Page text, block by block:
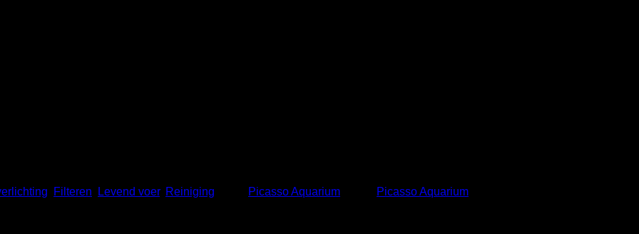
Filteren Levend voer, Reiniging Picasso Aquarium
Picasso Aquarium